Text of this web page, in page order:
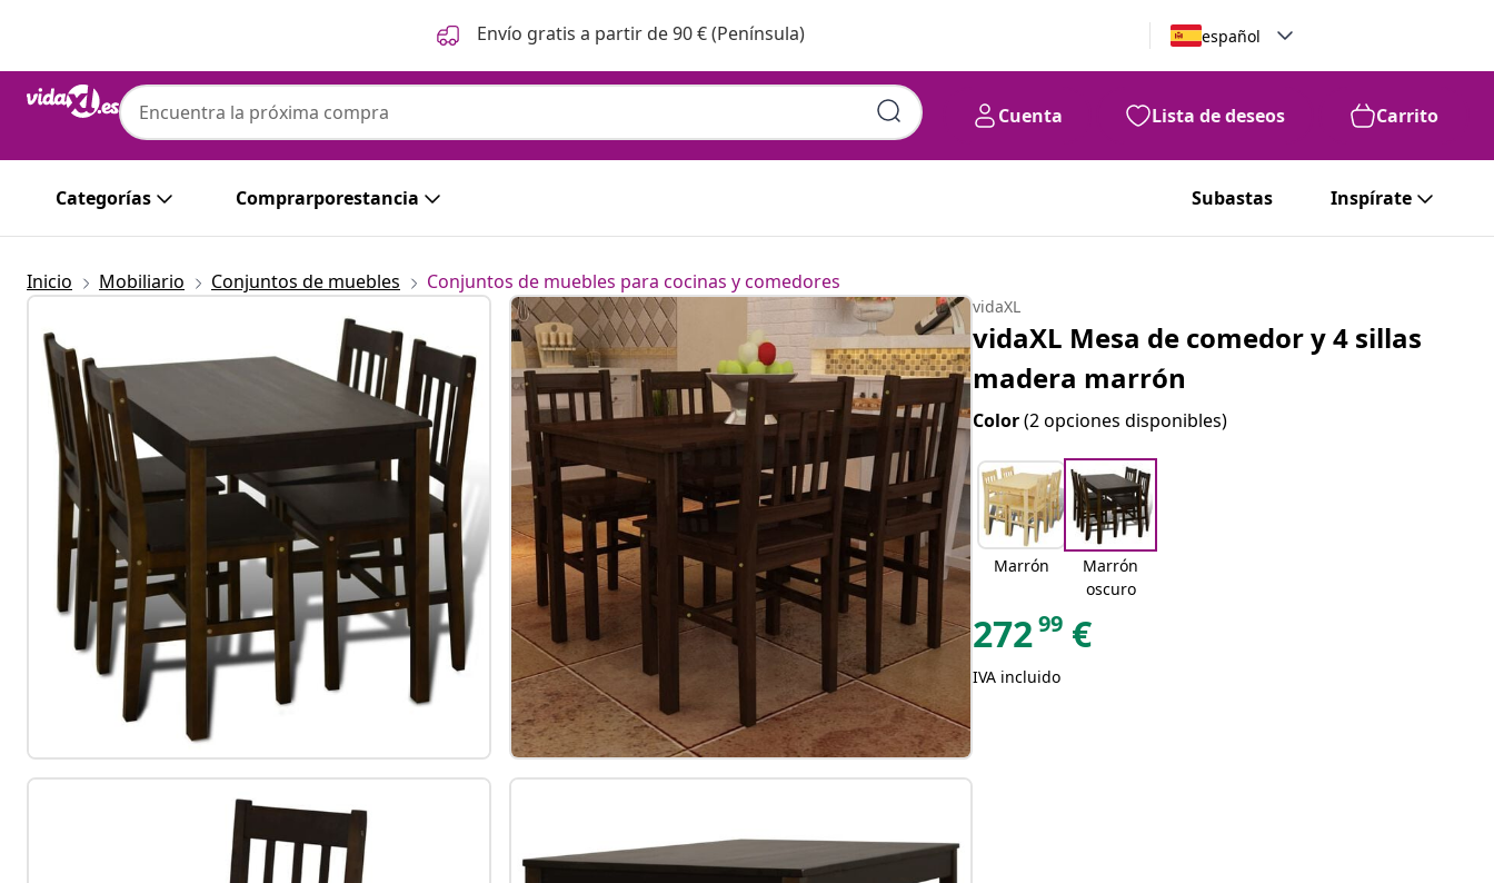
Envío gratis a partir de 90 € (Península) español
Cuenta Lista de deseos Carrito
Categorías Comprarporestancia Subastas Inspírate
Inicio Mobiliario Conjuntos de muebles Conjuntos de muebles para cocinas y comedores
vidaXL
vidaXL Mesa de comedor y 4 sillas
madera marrón
Color(2 opciones disponibles)
Marrón
Marrón
oscuro
27299 €
IVA incluido